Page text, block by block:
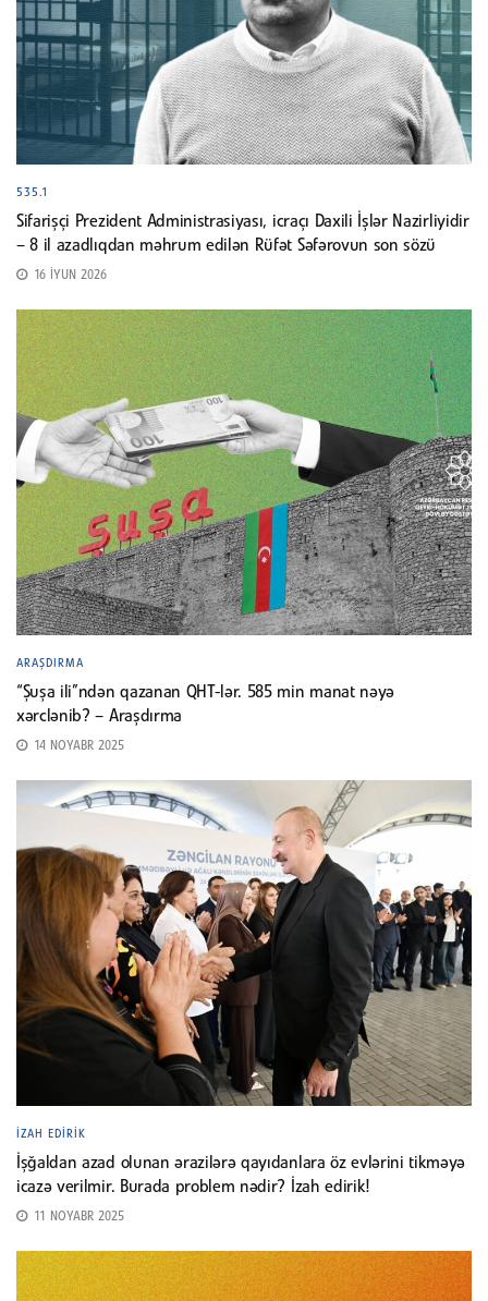
535.1
Sifarişçi Prezident Administrasiyası, icraçı Daxili İşlər Nazirliyidir
– 8 il azadlıqdan məhrum edilən Rüfət Səfərovun son sözü
16 İYUN 2026
ARAŞDIRMA
“Şuşa ili”ndən qazanan QHT-lər. 585 min manat nəyə
xərclənib? – Araşdırma
14 NOYABR 2025
İZAH EDIRIK
İşğaldan azad olunan ərazilərə qayıdanlara öz evlərini tikməyə
icazə verilmir. Burada problem nədir? İzah edirik!
11 NOYABR 2025